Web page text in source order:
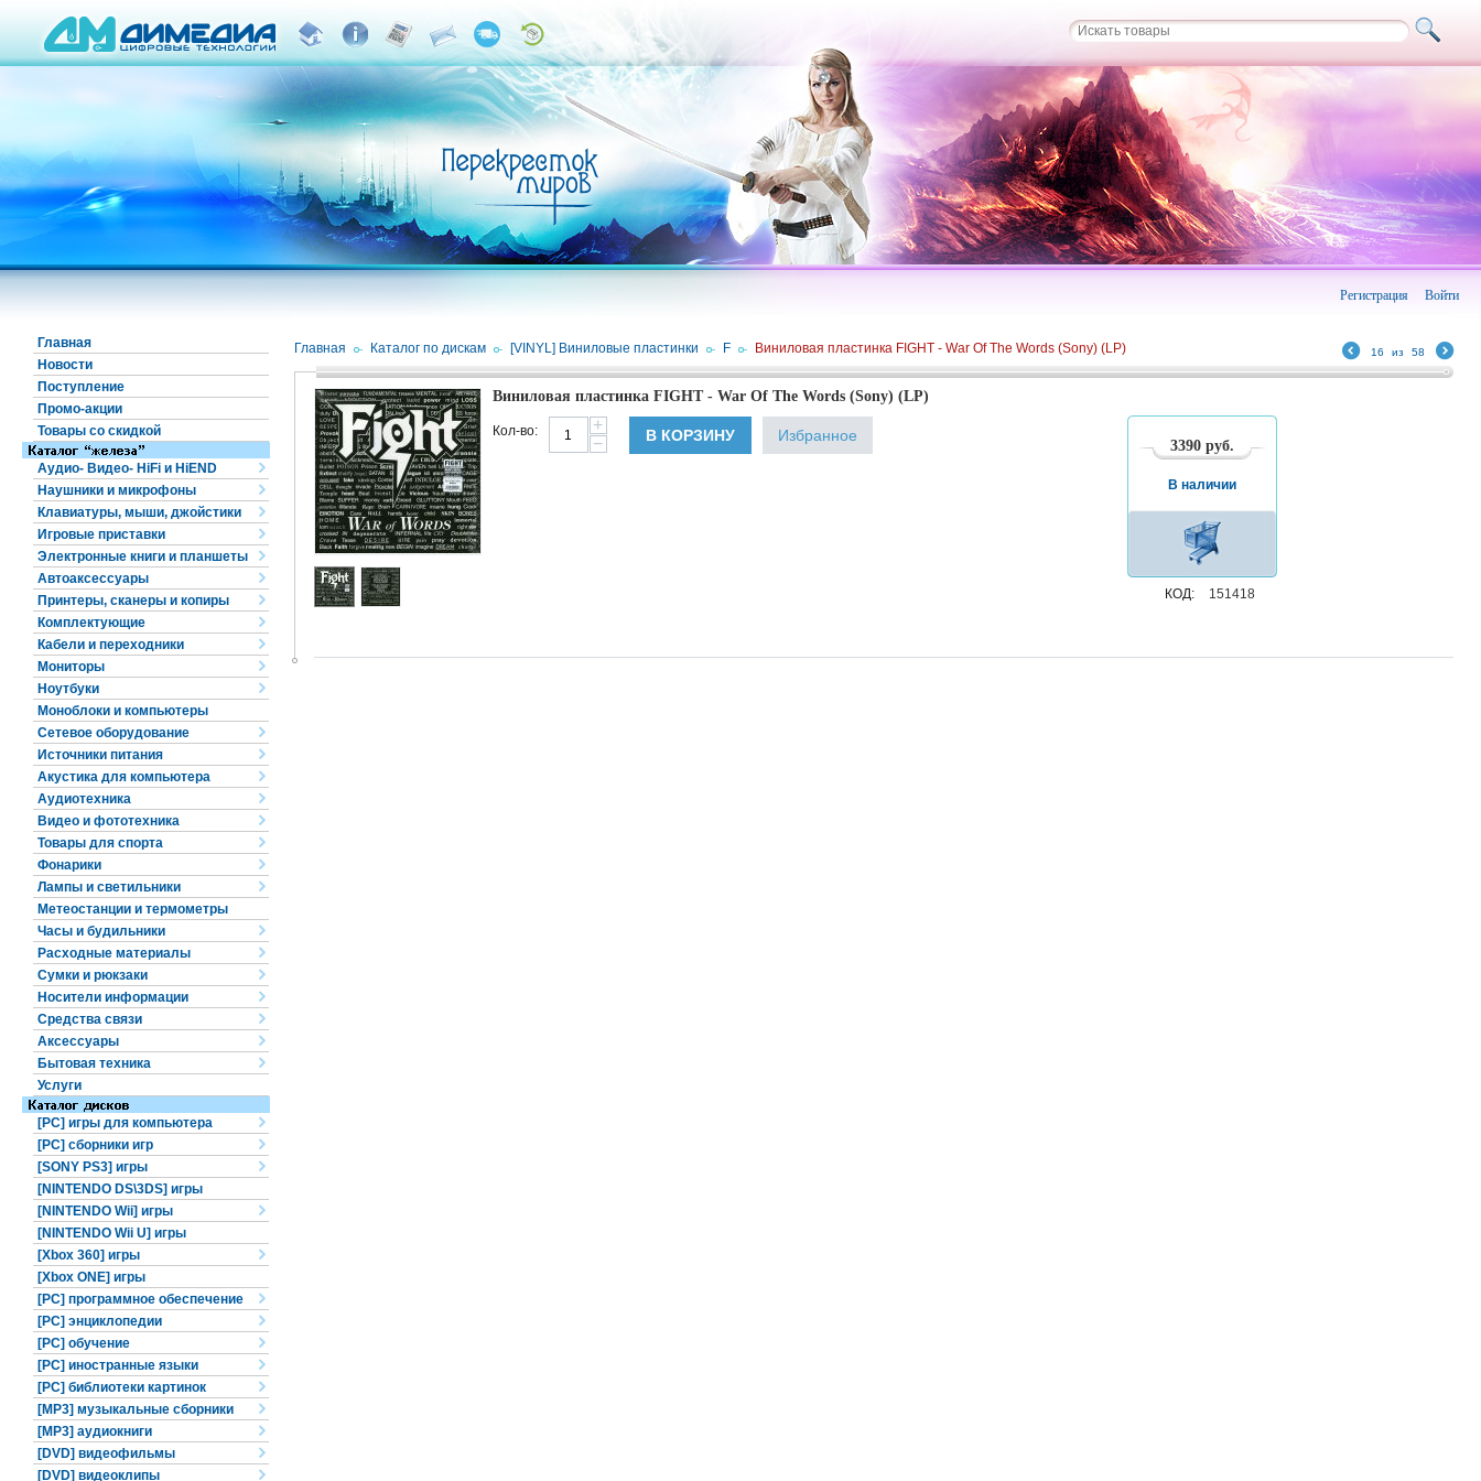
Войти
Регистрация
Главная
Новости
Поступление
Промо-акции
Товары со скидкой
Аудио- Видео- HiFi и HiEND
Наушники и микрофоны
Клавиатуры, мыши, джойстики
Игровые приставки
Электронные книги и планшеты
Автоаксессуары
Принтеры, сканеры и копиры
Комплектующие
Кабели и переходники
Мониторы
Ноутбуки
Моноблоки и компьютеры
Сетевое оборудование
Источники питания
Акустика для компьютера
Аудиотехника
Видео и фототехника
Товары для спорта
Фонарики
Лампы и светильники
Метеостанции и термометры
Часы и будильники
Расходные материалы
Сумки и рюкзаки
Носители информации
Средства связи
Аксессуары
Бытовая техника
Услуги
[PC] игры для компьютера
[PC] сборники игр
[SONY PS3] игры
[NINTENDO DS\3DS] игры
[NINTENDO Wii] игры
[NINTENDO Wii U] игры
[Xbox 360] игры
[Xbox ONE] игры
[PC] программное обеспечение
[PC] энциклопедии
[PC] обучение
[PC] иностранные языки
[PC] библиотеки картинок
[MP3] музыкальные сборники
[MP3] аудиокниги
[DVD] видеофильмы
[DVD] видеоклипы
Главная / Каталог по дискам / [VINYL] Виниловые пластинки / F / Виниловая пластинка FIGHT - War Of The Words (Sony) (LP) 16 из 58
Виниловая пластинка FIGHT - War Of The Words (Sony) (LP)
3390 руб.
КОД: 151418
В наличии
Кол-во:
+
−
В КОРЗИНУ Избранное